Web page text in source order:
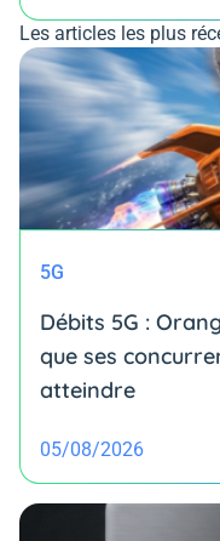
Les articles les plus
5G
Débits 5G :
que ses
atteindre
05/08/2026